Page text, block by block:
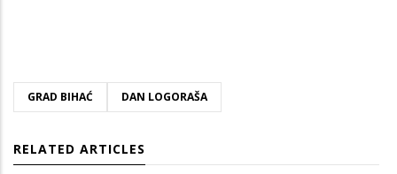
GRAD BIHAĆ DAN LOGORAŠA
RELATED ARTICLES